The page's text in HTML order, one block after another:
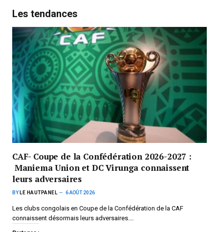
Les tendances
CAF- Coupe de la Confédération 2026-2027 :
Maniema Union et DC Virunga connaissent
leurs adversaires
BY LE HAUTPANEL 6 AOÛT 2026
Les clubs congolais en Coupe de la Confédération de la CAF
connaissent désormais leurs adversaires.…